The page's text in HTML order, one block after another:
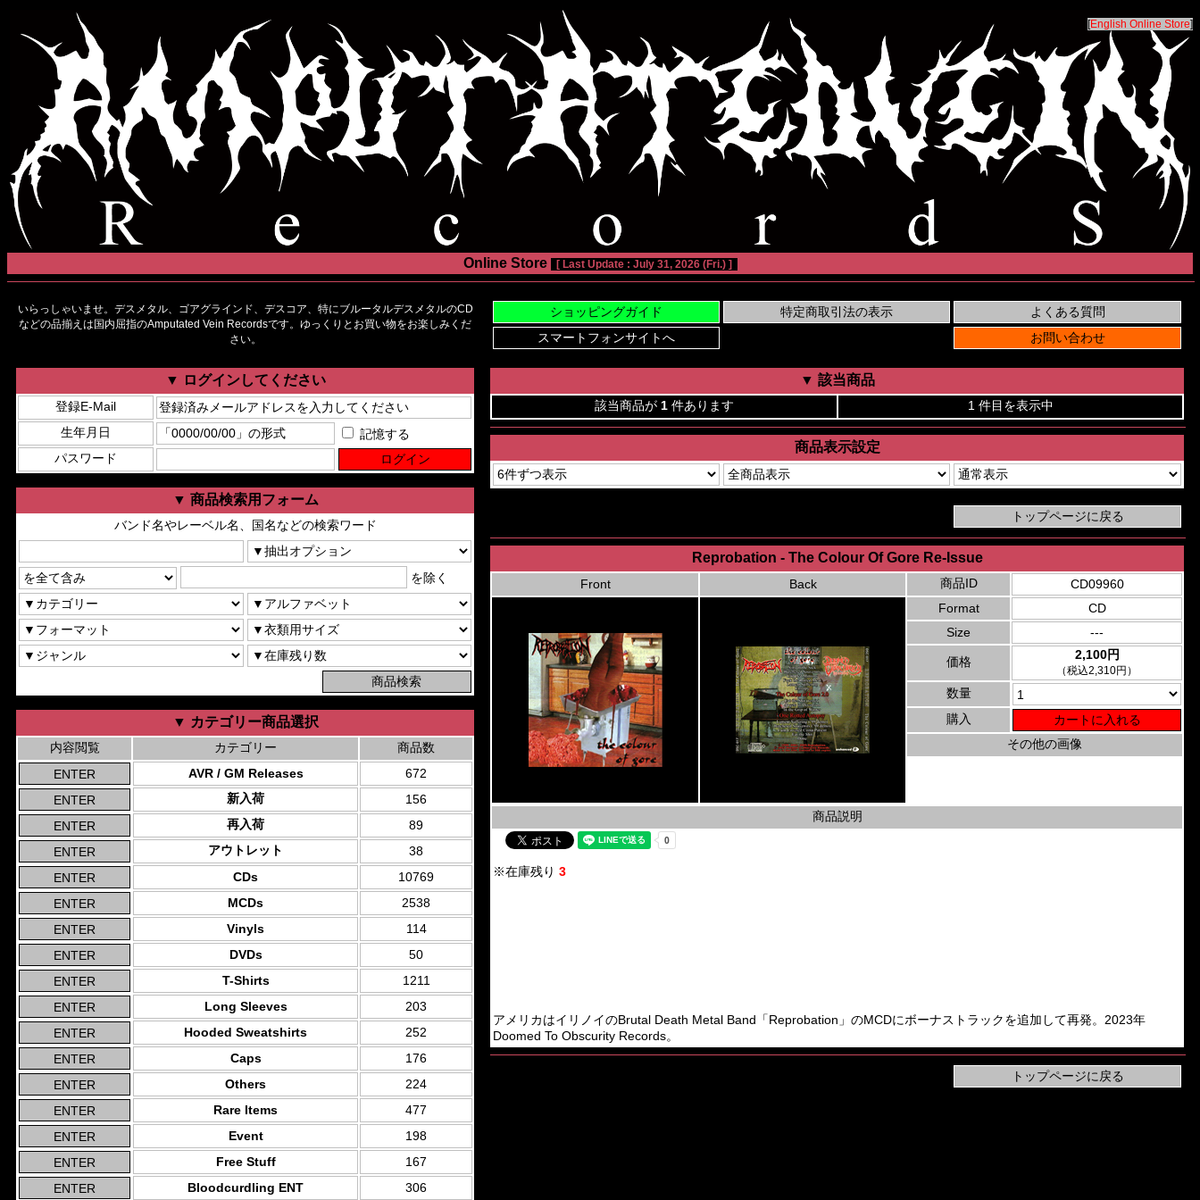
[English Online Store]
Online Store [ Last Update : July 31, 2026 (Fri.) ]
いらっしゃいませ。デスメタル、ゴアグラインド、デスコア、特にブルータルデスメタルのCD
などの品揃えは国内屈指のAmputated Vein Recordsです。ゆっくりとお買い物をお楽しみくだ
さい。
▼ ログインしてください
登録E-Mail
生年月日
記憶する
パスワード
▼ 商品検索用フォーム
バンド名やレーベル名、国名などの検索ワード
を除く
▼ カテゴリー商品選択
内容閲覧 カテゴリー
商品数
AVR / GM Releases
672
新入荷
156
再入荷
89
アウトレット
38
CDs
10769
MCDs
2538
Vinyls
114
DVDs
50
T-Shirts
1211
Long Sleeves
203
Hooded Sweatshirts
252
Caps
176
Others
224
Rare Items
477
Event
198
Free Stuff
167
Bloodcurdling ENT
306
▼ 該当商品
該当商品が 1 件あります 1 件目を表示中
商品表示設定
Reprobation - The Colour Of Gore Re-Issue
Front Back 商品ID
CD09960
Format
CD
Size
---
価格 2,100円
（税込2,310円）
数量
購入
その他の画像
商品説明
※在庫残り 3
アメリカはイリノイのBrutal Death Metal Band「Reprobation」のMCDにボーナストラックを追加して再発。2023年
Doomed To Obscurity Records。